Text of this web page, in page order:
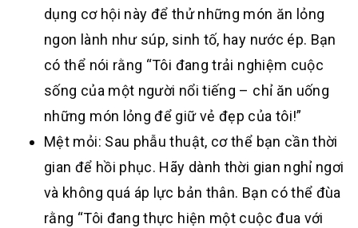
dụng cơ hội này để thử những món ăn lỏng
ngon lành như súp, sinh tố, hay nước ép. Bạn
có thể nói rằng “Tôi đang trải nghiệm cuộc
sống của một người nổi tiếng – chỉ ăn uống
những món lỏng để giữ vẻ đẹp của tôi!”
Mệt mỏi: Sau phẫu thuật, cơ thể bạn cần thời
gian để hồi phục. Hãy dành thời gian nghỉ ngơi
và không quá áp lực bản thân. Bạn có thể đùa
rằng “Tôi đang thực hiện một cuộc đua với